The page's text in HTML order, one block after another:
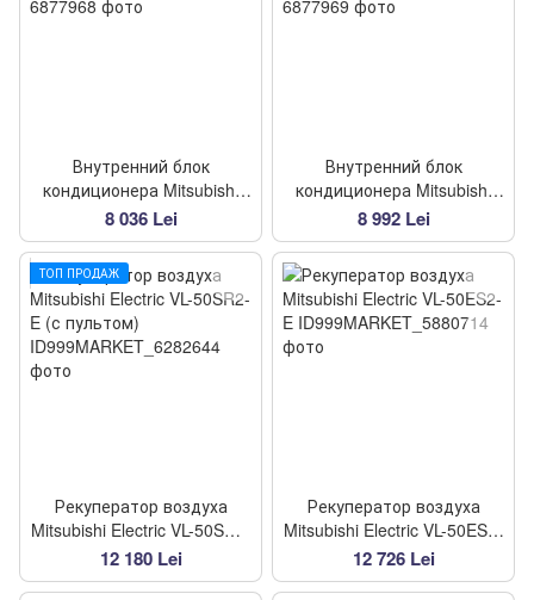
Внутренний блок
кондиционера Mitsubishi
Electric MSZ-HR25VFK
8 036 Lei
Внутренний блок
кондиционера Mitsubishi
Electric MSZ-HR35VFK
8 992 Lei
ТОП ПРОДАЖ
Рекуператор воздуха
Mitsubishi Electric VL-50SR2-
E (с пультом)
12 180 Lei
Рекуператор воздуха
Mitsubishi Electric VL-50ES2-
E
12 726 Lei